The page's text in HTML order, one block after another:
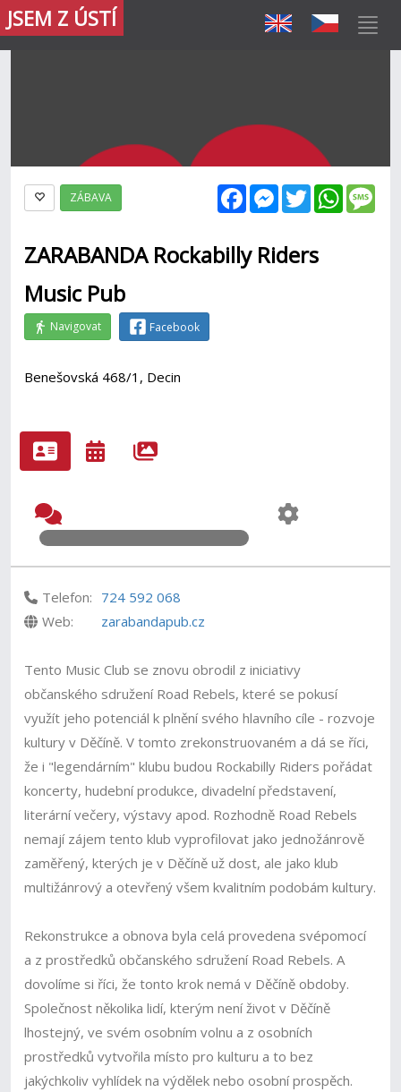
JSEM Z ÚSTÍ
FacebookMessenger
Twitter
ZÁBAVA
ZARABANDA Rockabilly Riders
Music Pub
Navigovat Facebook
Benešovská 468/1, Decin
Telefon: 724 592 068
Web:
zarabandapub.cz
Tento Music Club se znovu obrodil z iniciativy
občanského sdružení Road Rebels, které se pokusí
využít jeho potenciál k plnění svého hlavního cíle - rozvoje
kultury v Děčíně. V tomto zrekonstruovaném a dá se říci,
že i "legendárním" klubu budou Rockabilly Riders pořádat
koncerty, hudební produkce, divadelní představení,
literární večery, výstavy apod. Rozhodně Road Rebels
nemají zájem tento klub vyprofilovat jako jednožánrově
zaměřený, kterých je v Děčíně už dost, ale jako klub
multižánrový a otevřený všem kvalitním podobám kultury.
Rekonstrukce a obnova byla celá provedena svépomocí
a z prostředků občanského sdružení Road Rebels. A
dovolíme si říci, že tonto krok nemá v Děčíně obdoby.
Společnost několika lidí, kterým není život v Děčíně
lhostejný, ve svém osobním volnu a z osobních
prostředků vytvořila místo pro kulturu a to bez
jakýchkoliv vyhlídek na výdělek nebo osobní prospěch.